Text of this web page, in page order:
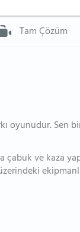
Tam Çözüm
oyunudur. Sen
çabuk ve kaza